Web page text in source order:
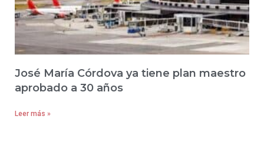
José María Córdova ya tiene plan maestro
aprobado a 30 años
Leer más »